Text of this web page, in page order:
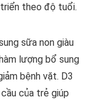
theo độ tuổi.
sữa non giàu
lượng bổ sung
bệnh vặt. D3
của trẻ giúp